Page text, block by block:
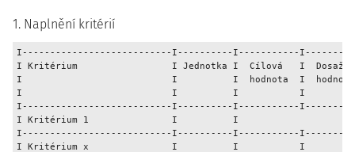
1. Naplnění kritérií
I---------------------------I----------I-----------
I Kritérium                 I Jednotka I  Cílová   I
I                           I          I  hodnota  I
I                           I          I           I
I---------------------------I----------I-----------
I Kritérium 1               I          I                   I
I---------------------------I----------I-----------
I Kritérium x               I          I           I